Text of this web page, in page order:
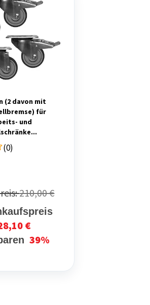
(2 davon mit
für
und
(0)
210,00 €
€
39%